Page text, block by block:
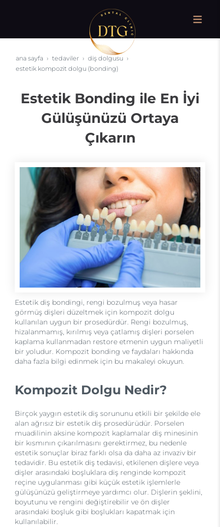
ana sayfa tedaviler
diş dolgusu
estetik kompozit dolgu (bonding)
Estetik Bonding ile En İyi
Gülüşünüzü Ortaya
Çıkarın
Estetik diş bondingi, rengi bozulmuş veya hasar
görmüş dişleri düzeltmek için kompozit dolgu
kullanılan uygun bir prosedürdür. Rengi bozulmuş,
hizalanmamış, kırılmış veya çatlamış dişleri porselen
kaplama kullanmadan restore etmenin uygun maliyetli
bir yoludur. Kompozit bonding ve faydaları hakkında
daha fazla bilgi edinmek için bu makaleyi okuyun.
Kompozit Dolgu Nedir?
Birçok yaygın estetik diş sorununu etkili bir şekilde ele
alan ağrısız bir estetik diş prosedürüdür. Porselen
muadilinin aksine kompozit kaplamalar diş minesinin
bir kısmının çıkarılmasını gerektirmez, bu nedenle
estetik sonuçlar biraz farklı olsa da daha az invaziv bir
tedavidir. Bu estetik diş tedavisi, etkilenen dişlere veya
dişler arasındaki boşluklara diş renginde kompozit
reçine uygulanması gibi küçük estetik işlemlerle
gülüşünüzü geliştirmeye yardımcı olur. Dişlerin şeklini,
boyutunu ve rengini değiştirebilir ve ön dişler
arasındaki boşluk gibi boşlukları kapatmak için
kullanılabilir.